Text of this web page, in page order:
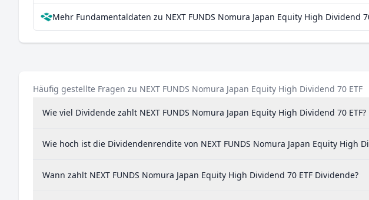
Mehr Fundamentaldaten zu NEXT FUNDS Nomura Japan Equity High Dividend
Häufig gestellte Fragen zu NEXT FUNDS Nomura Japan Equity High Dividend 70 ETF
Wie viel Dividende zahlt NEXT FUNDS Nomura Japan Equity High Dividend 70 ETF?
Wie hoch ist die Dividendenrendite von NEXT FUNDS Nomura Japan Equity High
Wann zahlt NEXT FUNDS Nomura Japan Equity High Dividend 70 ETF Dividende?